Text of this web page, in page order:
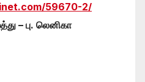
59670-2/
– பு. லெனிகா